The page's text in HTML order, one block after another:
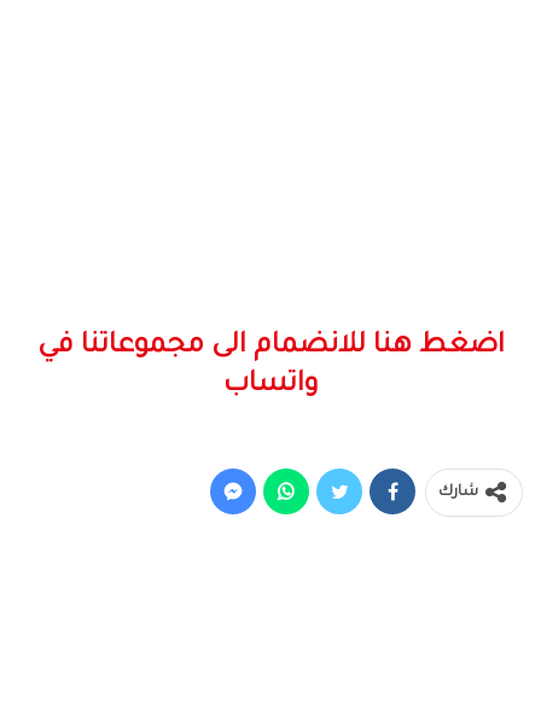
اضغط هنا للانضمام الى مجموعاتنا في
واتساب
شارك